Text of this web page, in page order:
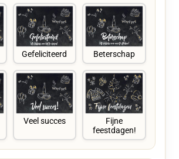
Gefeliciteerd Beterschap
Veel succes
Fijne
feestdagen!